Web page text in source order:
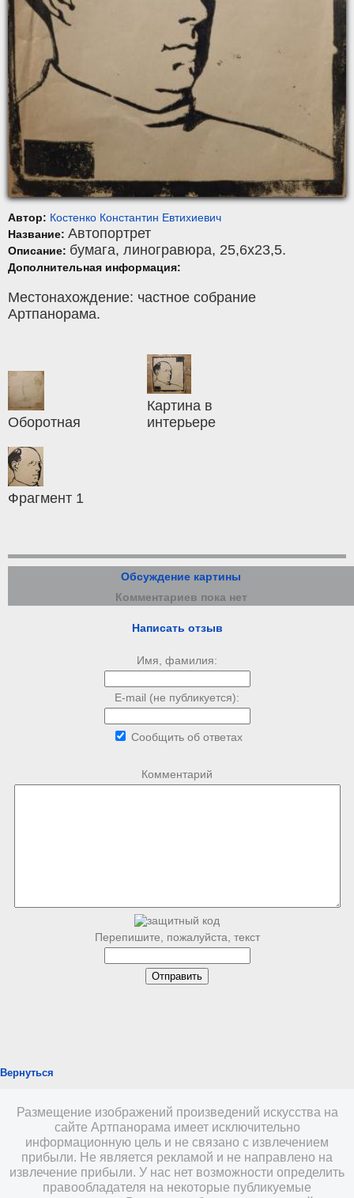
Автор: Костенко Константин Евтихиевич
Название: Автопортрет
Описание: бумага, линогравюра, 25,6x23,5.
Дополнительная информация:
Местонахождение: частное собрание
Артпанорама.
Оборотная
Картина в
интерьере
Фрагмент 1
Обсуждение картины
Комментариев пока нет
Написать отзыв
Имя, фамилия:
E-mail (не публикуется):
Сообщить об ответах
Комментарий
Перепишите, пожалуйста, текст
Вернуться
Размещение изображений произведений искусства на
сайте Артпанорама имеет исключительно
информационную цель и не связано с извлечением
прибыли. Не является рекламой и не направлено на
извлечение прибыли. У нас нет возможности определить
правообладателя на некоторые публикуемые